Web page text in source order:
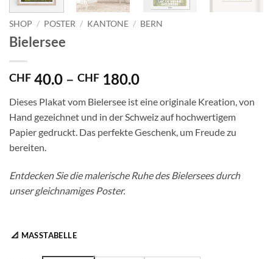
SHOP / POSTER / KANTONE / BERN
Bielersee
CHF 40.0 – CHF 180.0Preisspanne:
bis
CHF 180.0
Dieses Plakat vom Bielersee ist eine originale Kreation, von
Hand gezeichnet und in der Schweiz auf hochwertigem
Papier gedruckt. Das perfekte Geschenk, um Freude zu
bereiten.
Entdecken Sie die malerische Ruhe des Bielersees durch
unser gleichnamiges Poster.
📐 MASSTABELLE